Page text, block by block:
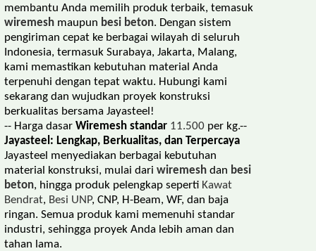
membantu Anda memilih produk terbaik, temasuk
wiremesh maupun besi beton. Dengan sistem
pengiriman cepat ke berbagai wilayah di seluruh
Indonesia, termasuk Surabaya, Jakarta, Malang,
kami memastikan kebutuhan material Anda
terpenuhi dengan tepat waktu. Hubungi kami
sekarang dan wujudkan proyek konstruksi
berkualitas bersama Jayasteel!
-- Harga dasar Wiremesh standar 11.500 per kg.--
Jayasteel: Lengkap, Berkualitas, dan Terpercaya
Jayasteel menyediakan berbagai kebutuhan
material konstruksi, mulai dari wiremesh dan besi
beton, hingga produk pelengkap seperti Kawat
Bendrat, Besi UNP, CNP, H-Beam, WF, dan baja
ringan. Semua produk kami memenuhi standar
industri, sehingga proyek Anda lebih aman dan
tahan lama.